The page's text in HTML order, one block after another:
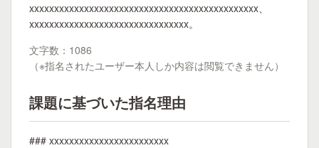
xxxxxxxxxxxxxxxxxxxxxxxxxxxxxxxxxxxxxxxxxxxxxx、
xxxxxxxxxxxxxxxxxxxxxxxxxxxxxxxx。
文字数：1086
（※指名されたユーザー本人しか内容は閲覧できません）
課題に基づいた指名理由
### xxxxxxxxxxxxxxxxxxxxxxxx